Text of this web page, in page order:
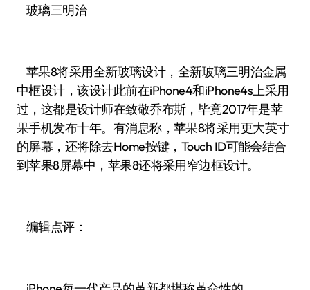
玻璃三明治
苹果8将采用全新玻璃设计，全新玻璃三明治金属
中框设计，该设计此前在iPhone4和iPhone4s上采用
过，这都是设计师在致敬乔布斯，毕竟2017年是苹
果手机发布十年。有消息称，苹果8将采用更大英寸
的屏幕，还将除去Home按键，Touch ID可能会结合
到苹果8屏幕中，苹果8还将采用窄边框设计。
编辑点评：